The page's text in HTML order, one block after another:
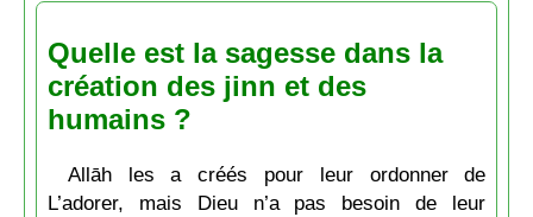
Quelle est la sagesse dans la
création des jinn et des
humains ?
Allāh les a créés pour leur ordonner de
L’adorer, mais Dieu n’a pas besoin de leur